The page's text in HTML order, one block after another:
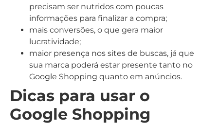
precisam ser nutridos com poucas
informações para finalizar a compra;
mais conversões, o que gera maior
lucratividade;
maior presença nos sites de buscas, já que
sua marca poderá estar presente tanto no
Google Shopping quanto em anúncios.
Dicas para usar o
Google Shopping